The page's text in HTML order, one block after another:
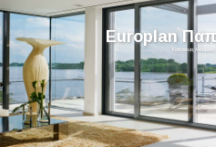
Europlan
Κατασκευές